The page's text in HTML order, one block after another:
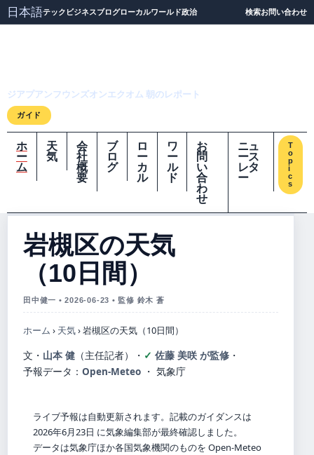
日本語テック ビジネスブログローカルワールド政治 検索お問い合わせ
ジアプアンフウンズオンエクオム 朝のレポート
ガイド
ホ
ー
ム
天
気
会
社
概
要
ブ
ロ
グ
ロ
ー
カ
ル
ワ
ー
ル
ド
お
問
い
合
わ
せ
ニュ
ース
レタ
ー
T
o
p
i
c
s
岩槻区の天気
（10日間）
田中健一 • 2026-06-23 • 監修 鈴木 蒼
ホーム › 天気›岩槻区の天気（10日間）
文・ 山本 健 （主任記者） ・ 佐藤 美咲 が監修 ・
予報データ： Open-Meteo ・ 気象庁
ライブ予報は自動更新されます。記載のガイダンスは
2026年6月23日 に気象編集部が最終確認しました。
データは気象庁ほか各国気象機関のものを Open-Meteo